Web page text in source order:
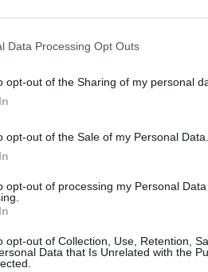
Data Processing Opt Outs
opt-out of the Sharing of my personal
opt-out of the Sale of my Personal Data.
opt-out of processing my Personal
opt-out of Collection, Use, Retention,
Data that Is Unrelated with the
Εκπαιδευτικό Προσωπικό